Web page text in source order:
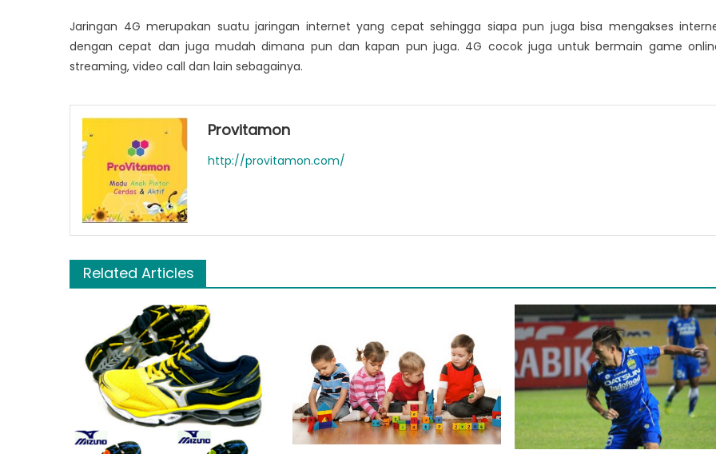
Jaringan 4G merupakan suatu jaringan internet yang cepat sehingga siapa pun juga bisa mengakses
dengan cepat dan juga mudah dimana pun dan kapan pun juga. 4G cocok juga untuk bermain game
streaming, video call dan lain sebagainya.
Provitamon
http://provitamon.com/
Related Articles